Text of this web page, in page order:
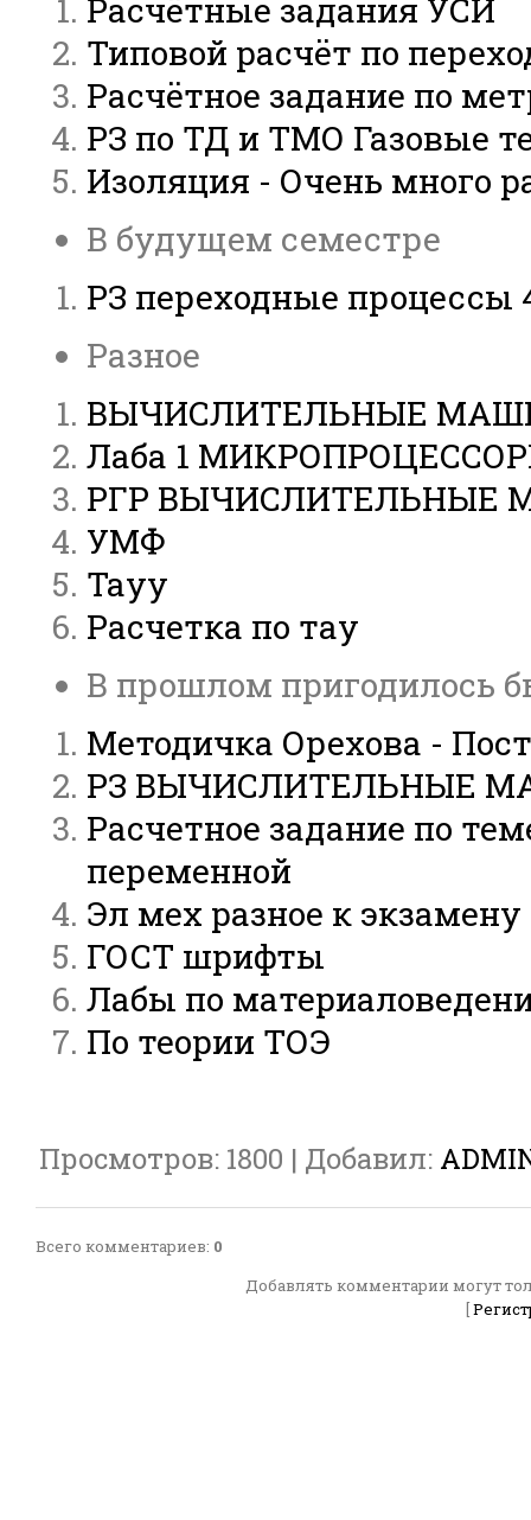
Расчётные задания УСИ
Типовой расчёт по
Расчётное задание по
РЗ по ТД и ТМО Газовые
Изоляция - Очень много
В будущем семестре
РЗ переходные процессы
Разное
ВЫЧИСЛИТЕЛЬНЫЕ
Лаба 1
РГР ВЫЧИСЛИТЕЛЬНЫЕ
УМФ
Тауу
Расчетка по тау
В прошлом пригодилось
Методичка Орехова -
РЗ ВЫЧИСЛИТЕЛЬНЫЕ
Расчетное задание по
переменной
Эл мех разное к экзамену
ГОСТ шрифты
Лабы по
По теории ТОЭ
Просмотров: 1800 | Добавил:
Всего комментариев: 0
Добавлять комментарии могут
[